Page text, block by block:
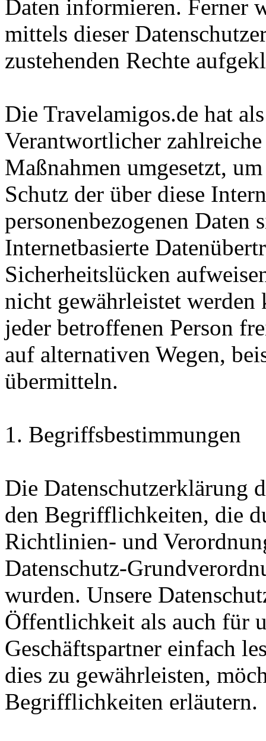
Daten informieren. Ferner
mittels dieser
zustehenden Rechte
Die Travelamigos.de hat
Verantwortlicher
Maßnahmen umgesetzt,
Schutz der über diese
personenbezogenen Daten
Internetbasierte
Sicherheitslücken
nicht gewährleistet werden
jeder betroffenen Person
auf alternativen Wegen,
übermitteln.
1. Begriffsbestimmungen
Die Datenschutzerklärung
den Begrifflichkeiten, die
Richtlinien- und
Datenschutz-
wurden. Unsere
Öffentlichkeit als auch für
Geschäftspartner einfach
dies zu gewährleisten,
Begrifflichkeiten erläutern.